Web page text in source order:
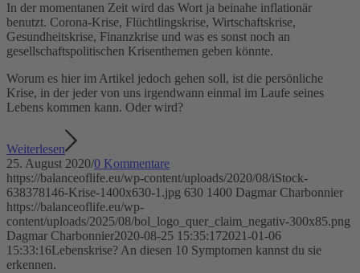
In der momentanen Zeit wird das Wort ja beinahe inflationär
benutzt. Corona-Krise, Flüchtlingskrise, Wirtschaftskrise,
Gesundheitskrise, Finanzkrise und was es sonst noch an
gesellschaftspolitischen Krisenthemen geben könnte.
Worum es hier im Artikel jedoch gehen soll, ist die persönliche
Krise, in der jeder von uns irgendwann einmal im Laufe seines
Lebens kommen kann. Oder wird?
Weiterlesen
25. August 2020/0 Kommentare
https://balanceoflife.eu/wp-content/uploads/2020/08/iStock-
638378146-Krise-1400x630-1.jpg 630 1400 Dagmar Charbonnier
https://balanceoflife.eu/wp-
content/uploads/2025/08/bol_logo_quer_claim_negativ-300x85.png
Dagmar Charbonnier2020-08-25 15:35:172021-01-06
15:33:16Lebenskrise? An diesen 10 Symptomen kannst du sie
erkennen.